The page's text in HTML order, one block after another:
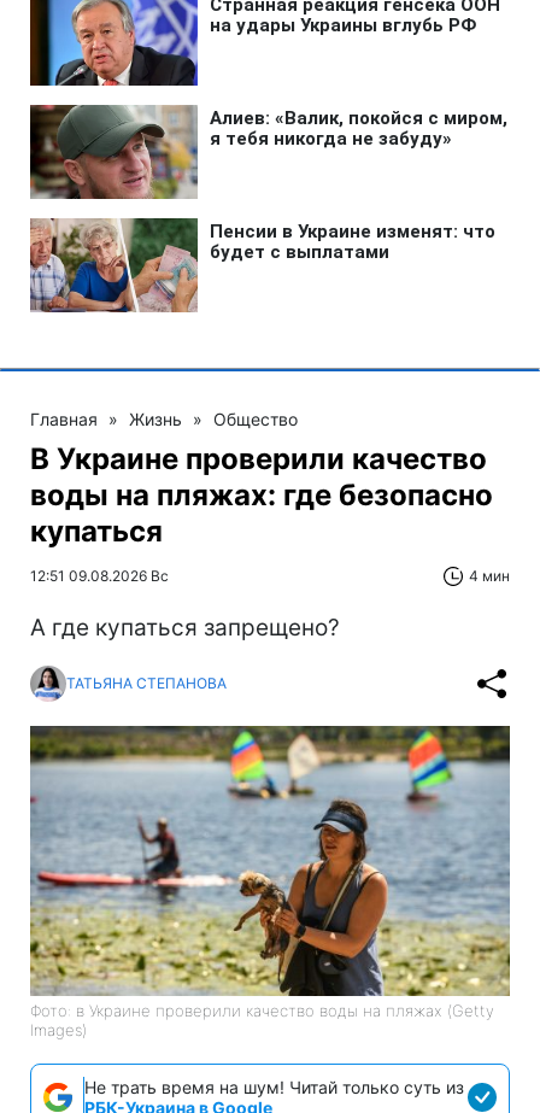
Главная » Жизнь » Общество
В Украине проверили качество
воды на пляжах: где безопасно
купаться
12:51 09.08.2026 Вс 4 мин
А где купаться запрещено?
ТАТЬЯНА СТЕПАНОВА
Фото: в Украине проверили качество воды на пляжах (Getty
Images)
Не трать время на шум! Читай только суть из
РБК-Украина в Google